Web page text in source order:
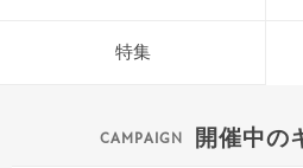
特集
開催中の